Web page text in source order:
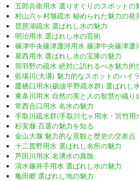
五郎兵衛用水 選りすぐりのスポットの
村山六ヶ村堰疏水 秘められた魅力の発
琵琶湖疏水 選ばれし水の魅力
明治用水 選ばれし水の芸術
篠津中央篠津運河用水 篠津中央篠津運
葛西用水 選ばれし水の宝庫の魅力
筒羽野の疏水 絶対に訪れるべき魅力的
藍場川(大溝) 魅力的なスポットのハイ
鷹栖口用水(砺波平野疏水群) 選ばれし
東条川用水 自然の美と人の智慧が織り
常西合口用水 名水の魅力
手取川疏水群(手取川七ヶ用水・宮竹用
杉安堰 百選の魅力を知る
金山大堰 魅力的な景観と歴史の交差点
十二貫野用水 選ばれし名所の魅力
芦田川用水 名湧水の真髄
清水篠井手用水 選ばれし水の魅力
亀田郷 選ばれし地の魅力